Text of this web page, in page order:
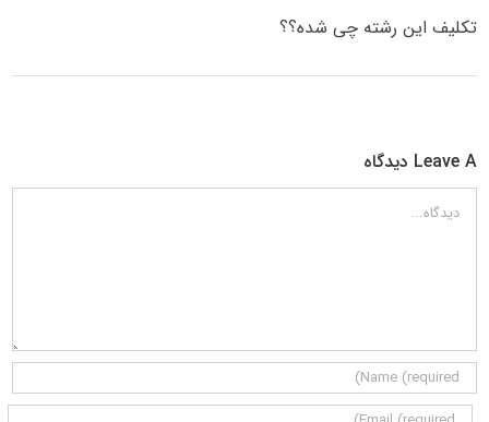
تکلیف این رشته چی شده؟؟
Leave A دیدگاه
دیدگاه